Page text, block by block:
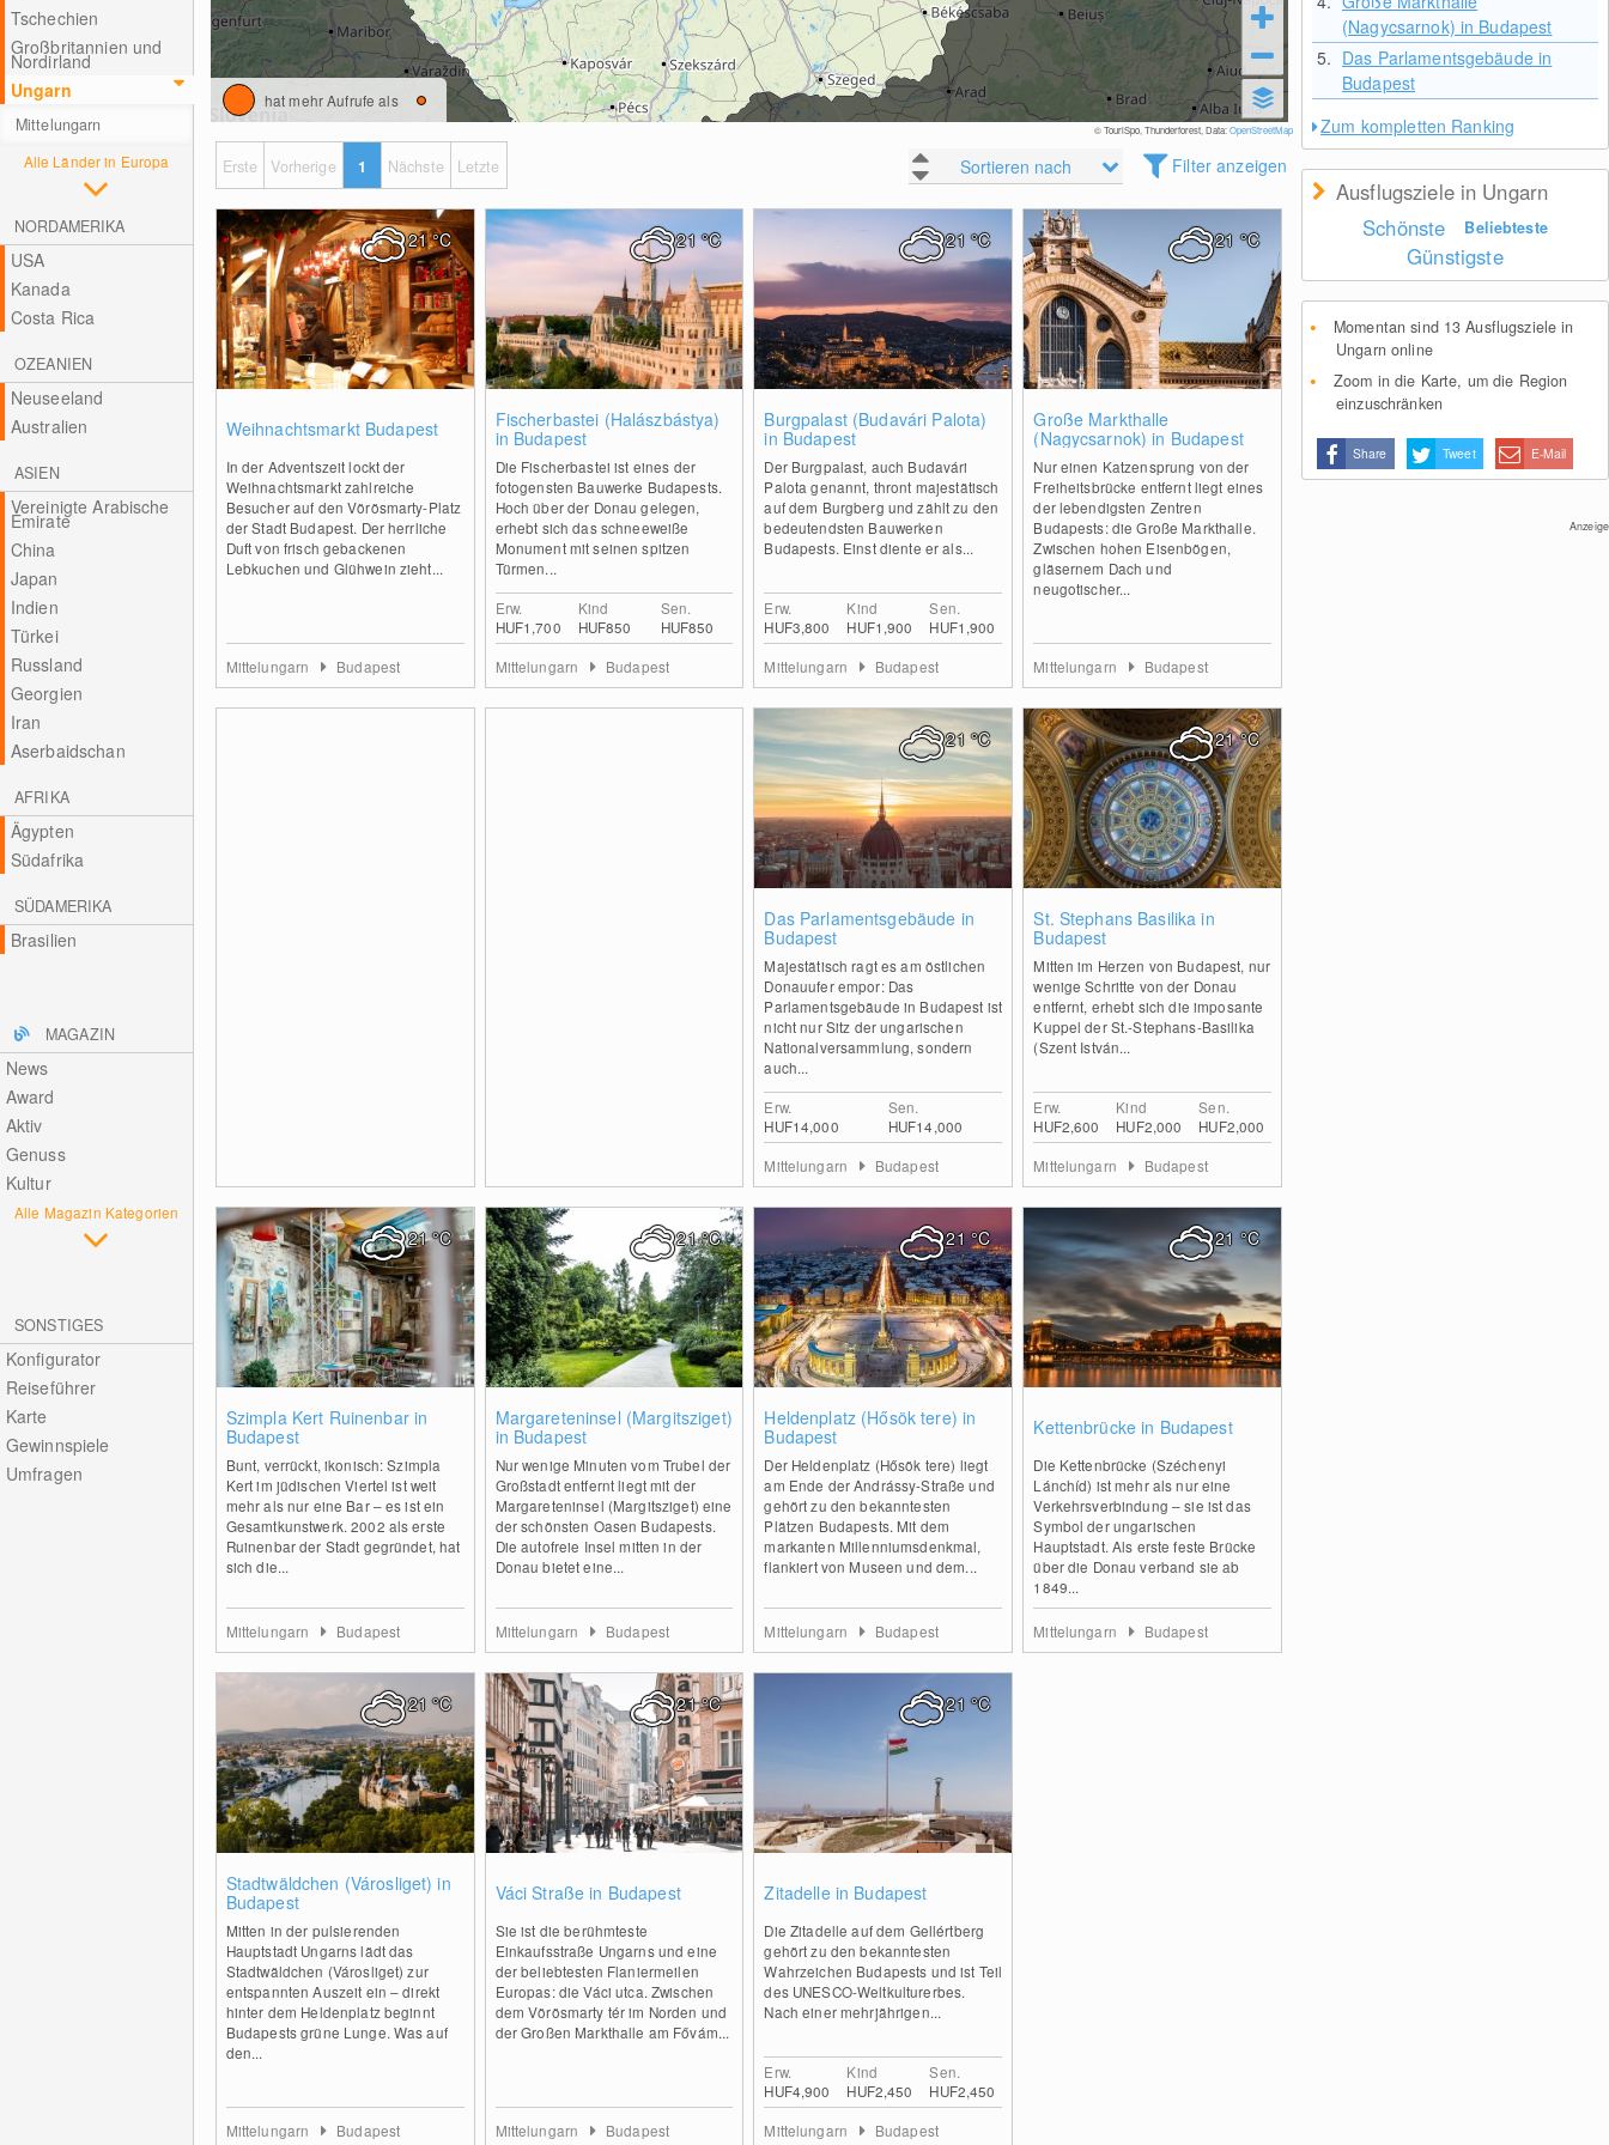
Tschechien
Großbritannien und
Nordirland
Alle Länder in Europa
Ungarn
Mittelungarn
NORDAMERIKA
USA
Kanada
Costa Rica
OZEANIEN
Neuseeland
Australien
ASIEN
Vereinigte Arabische
Emirate
China
Japan
Indien
Türkei
Russland
Georgien
Iran
Aserbaidschan
AFRIKA
Ägypten
Südafrika
SÜDAMERIKA
Brasilien
MAGAZIN
News
Award
Aktiv
Genuss
Kultur
Alle Magazin Kategorien
SONSTIGES
Konfigurator
Reiseführer
Karte
Gewinnspiele
Umfragen
hat mehr Aufrufe als
© TouriSpo, Thunderforest, Data:OpenStreetMap
Sortieren nach Filter anzeigen
Erste Vorherige 1 Nächste Letzte
Weihnachtsmarkt Budapest
In der Adventszeit lockt der
Weihnachtsmarkt zahlreiche
Besucher auf den Vörösmarty-Platz
der Stadt Budapest. Der herrliche
Duft von frisch gebackenen
Lebkuchen und Glühwein zieht...
21°C
Mittelungarn Budapest
Fischerbastei (Halászbástya)
in Budapest
Die Fischerbastei ist eines der
fotogensten Bauwerke Budapests.
Hoch über der Donau gelegen,
erhebt sich das schneeweiße
Monument mit seinen spitzen
Türmen...
Erw.
HUF1,700
Kind
HUF850
Sen.
HUF850
21°C
Mittelungarn Budapest
Burgpalast (Budavári Palota)
in Budapest
Der Burgpalast, auch Budavári
Palota genannt, thront majestätisch
auf dem Burgberg und zählt zu den
bedeutendsten Bauwerken
Budapests. Einst diente er als...
Erw.
HUF3,800
Kind
HUF1,900
Sen.
HUF1,900
21°C
Mittelungarn Budapest
Große Markthalle
(Nagycsarnok) in Budapest
Nur einen Katzensprung von der
Freiheitsbrücke entfernt liegt eines
der lebendigsten Zentren
Budapests: die Große Markthalle.
Zwischen hohen Eisenbögen,
gläsernem Dach und
neugotischer...
21°C
Mittelungarn Budapest
Das Parlamentsgebäude in
Budapest
Majestätisch ragt es am östlichen
Donauufer empor: Das
Parlamentsgebäude in Budapest ist
nicht nur Sitz der ungarischen
Nationalversammlung, sondern
auch...
Erw.
HUF14,000
Sen.
HUF14,000
21°C
Mittelungarn Budapest
St. Stephans Basilika in
Budapest
Mitten im Herzen von Budapest, nur
wenige Schritte von der Donau
entfernt, erhebt sich die imposante
Kuppel der St.-Stephans-Basilika
(Szent István...
Erw.
HUF2,600
Kind
HUF2,000
Sen.
HUF2,000
21°C
Mittelungarn Budapest
Szimpla Kert Ruinenbar in
Budapest
Bunt, verrückt, ikonisch: Szimpla
Kert im jüdischen Viertel ist weit
mehr als nur eine Bar – es ist ein
Gesamtkunstwerk. 2002 als erste
Ruinenbar der Stadt gegründet, hat
sich die...
21°C
Mittelungarn Budapest
0
Margareteninsel (Margitsziget)
in Budapest
Nur wenige Minuten vom Trubel der
Großstadt entfernt liegt mit der
Margareteninsel (Margitsziget) eine
der schönsten Oasen Budapests.
Die autofreie Insel mitten in der
Donau bietet eine...
21°C
Mittelungarn Budapest
Heldenplatz (Hősök tere) in
Budapest
Der Heldenplatz (Hősök tere) liegt
am Ende der Andrássy-Straße und
gehört zu den bekanntesten
Plätzen Budapests. Mit dem
markanten Millenniumsdenkmal,
flankiert von Museen und dem...
21°C
Mittelungarn Budapest
Kettenbrücke in Budapest
Die Kettenbrücke (Széchenyi
Lánchíd) ist mehr als nur eine
Verkehrsverbindung – sie ist das
Symbol der ungarischen
Hauptstadt. Als erste feste Brücke
über die Donau verband sie ab
1849...
21°C
Mittelungarn Budapest
Stadtwäldchen (Városliget) in
Budapest
Mitten in der pulsierenden
Hauptstadt Ungarns lädt das
Stadtwäldchen (Városliget) zur
entspannten Auszeit ein – direkt
hinter dem Heldenplatz beginnt
Budapests grüne Lunge. Was auf
den...
21°C
Mittelungarn Budapest
Váci Straße in Budapest
Sie ist die berühmteste
Einkaufsstraße Ungarns und eine
der beliebtesten Flaniermeilen
Europas: die Váci utca. Zwischen
dem Vörösmarty tér im Norden und
der Großen Markthalle am Fővám...
21°C
Mittelungarn Budapest
Zitadelle in Budapest
Die Zitadelle auf dem Gellértberg
gehört zu den bekanntesten
Wahrzeichen Budapests und ist Teil
des UNESCO-Weltkulturerbes.
Nach einer mehrjährigen...
Erw.
HUF4,900
Kind
HUF2,450
Sen.
HUF2,450
21°C
Mittelungarn Budapest
(Nagycsarnok) in Budapest
5. Das Parlamentsgebäude in
Budapest
Zum kompletten Ranking
Ausflugsziele in Ungarn
Schönste
Beliebteste
Günstigste
Momentan sind 13 Ausflugsziele in
Ungarn online
Zoom in die Karte, um die Region
einzuschränken
Share Tweet E-Mail
Anzeige